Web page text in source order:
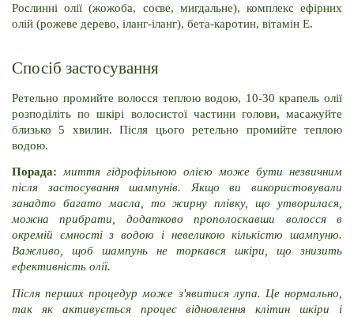
Рослинні олії (жожоба, соєве, мигдальне), комплекс ефірних
олій (рожеве дерево, іланг-іланг), бета-каротин, вітамін E.
Спосіб застосування
Ретельно промийте волосся теплою водою, 10-30 крапель олії
розподіліть по шкірі волосистої частини голови, масажуйте
близько 5 хвилин. Після цього ретельно промийте теплою
водою.
Порада: миття гідрофільною олією може бути незвичним
після застосування шампунів. Якщо ви використовували
занадто багато масла, то жирну плівку, що утворилася,
можна прибрати, додатково прополоскавши волосся в
окремій ємності з водою і невеликою кількістю шампуню.
Важливо, щоб шампунь не торкався шкіри, що знизить
ефективність олії.
Після перших процедур може з'явитися лупа. Це нормально,
так як активується процес відновлення клітин шкіри і